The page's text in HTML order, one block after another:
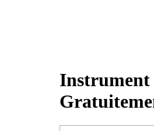
Instrument